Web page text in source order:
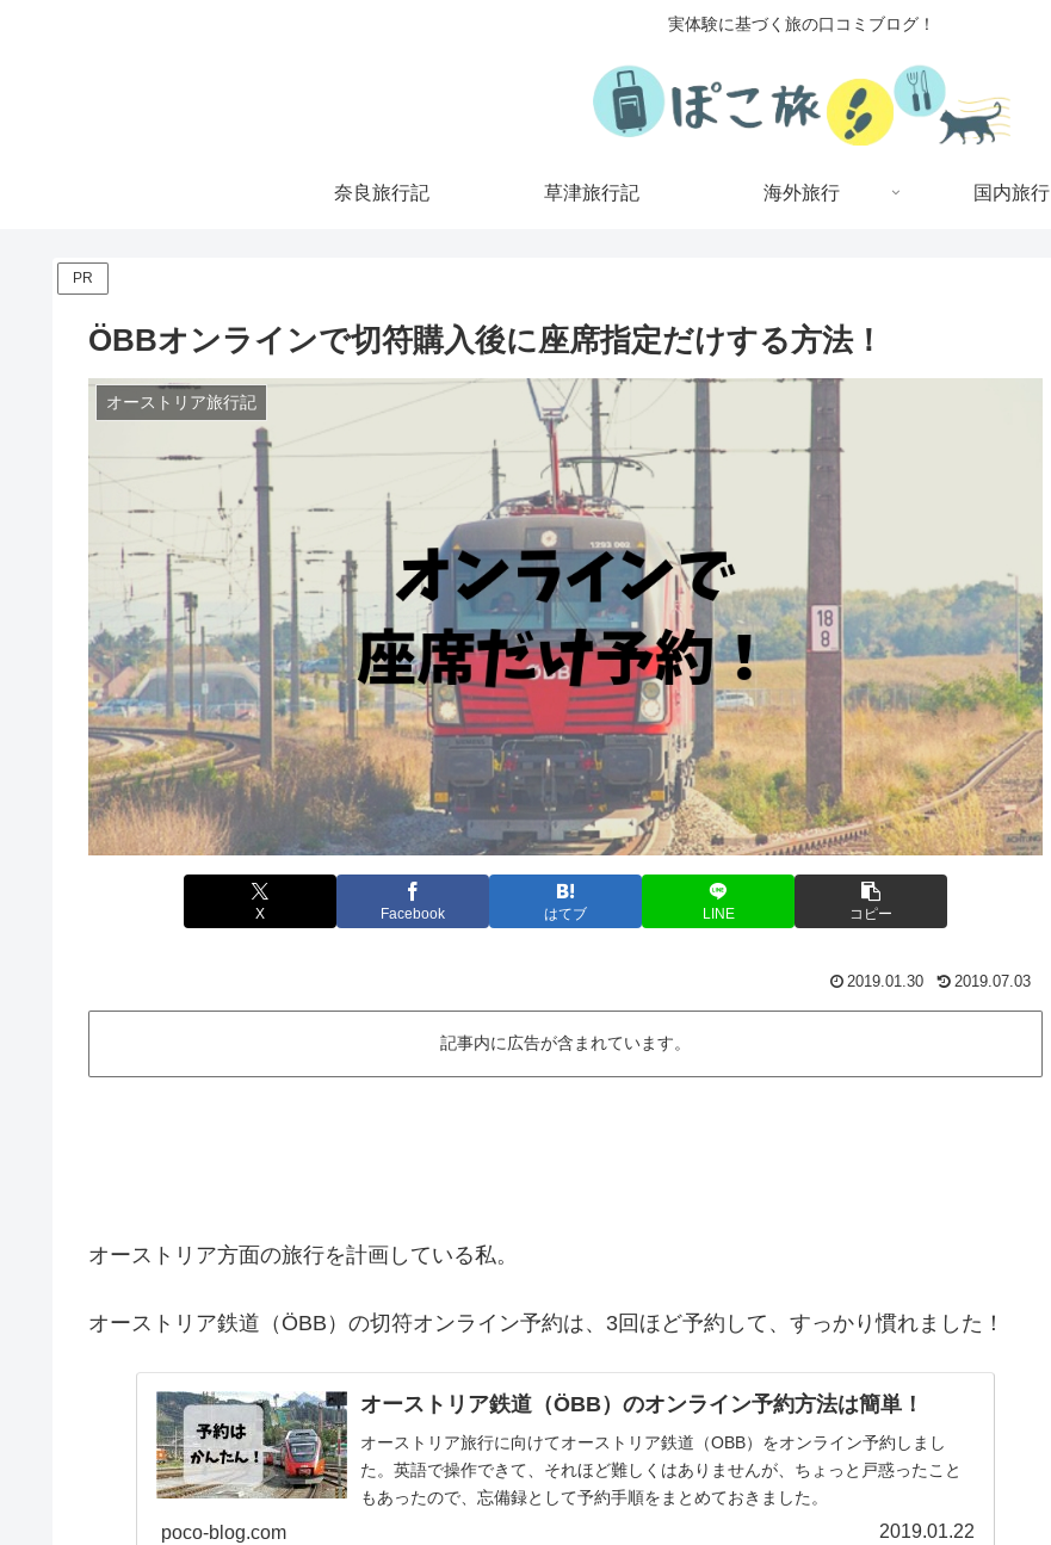
実体験に基づく旅の口コミブログ！
奈良旅行記 草津旅行記 海外旅行 国内旅行
PR
ÖBBオンラインで切符購入後に座席指定だけする方法！
オーストリア旅行記
X Facebook はてブ LINE コピー
2019.01.30 2019.07.03
記事内に広告が含まれています。
オーストリア方面の旅行を計画している私。
オーストリア鉄道（ÖBB）の切符オンライン予約は、3回ほど予約して、すっかり慣れました！
オーストリア鉄道（ÖBB）のオンライン予約方法は簡単！
オーストリア旅行に向けてオーストリア鉄道（OBB）をオンライン予約しまし
た。英語で操作できて、それほど難しくはありませんが、ちょっと戸惑ったこと
もあったので、忘備録として予約手順をまとめておきました。
poco-blog.com 2019.01.22